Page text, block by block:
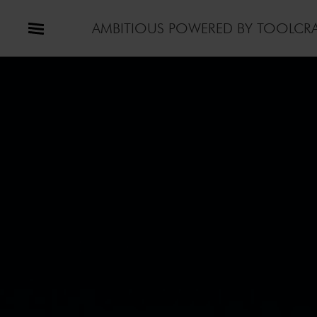
AMBITIOUS POWERED BY